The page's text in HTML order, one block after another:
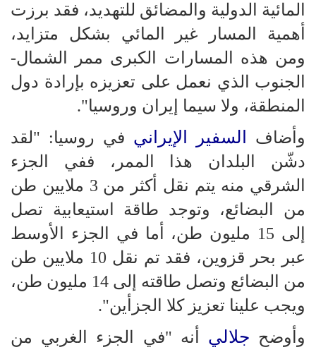
المائية الدولية والمضائق للتهديد، فقد برزت
أهمية المسار غير المائي بشكل متزايد،
ومن هذه المسارات الكبرى ممر الشمال-
الجنوب الذي نعمل على تعزيزه بإرادة دول
المنطقة، ولا سيما إيران وروسيا".
وأضاف السفير الإيراني في روسيا: "لقد
دشّن البلدان هذا الممر، ففي الجزء
الشرقي منه يتم نقل أكثر من 3 ملايين طن
من البضائع، وتوجد طاقة استيعابية تصل
إلى 15 مليون طن، أما في الجزء الأوسط
عبر بحر قزوين، فقد تم نقل 10 ملايين طن
من البضائع وتصل طاقته إلى 14 مليون طن،
ويجب علينا تعزيز كلا الجزأين".
وأوضح جلالي أنه "في الجزء الغربي من